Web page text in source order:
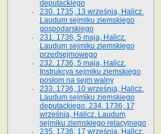
deputackiego
230. 1735, 13 września, Halicz.
Laudum sejmiku ziemskiego
gospodarskiego
231. 1736, 5 maja, Halicz.
Laudum sejmiku ziemskiego
przedsejmowego
232. 1736, 5 maja, Halicz.
Instrukcya sejmiku ziemskiego
posłom na sejm walny
233. 1736, 10 września, Halicz.
Laudum sejmiku ziemskiego
deputackiego. 234. 1736, 17
września, Halicz. Laudum
sejmiku ziemskiego relacyjnego
235. 1736, 17 września, Halicz.